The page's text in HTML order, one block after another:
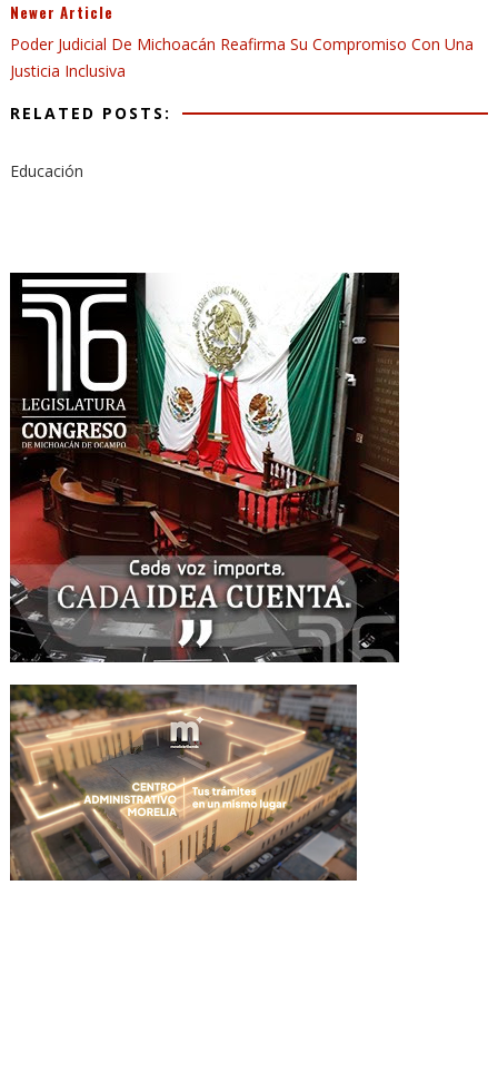
Newer Article
Poder Judicial De Michoacán Reafirma Su Compromiso Con Una
Justicia Inclusiva
RELATED POSTS:
Educación